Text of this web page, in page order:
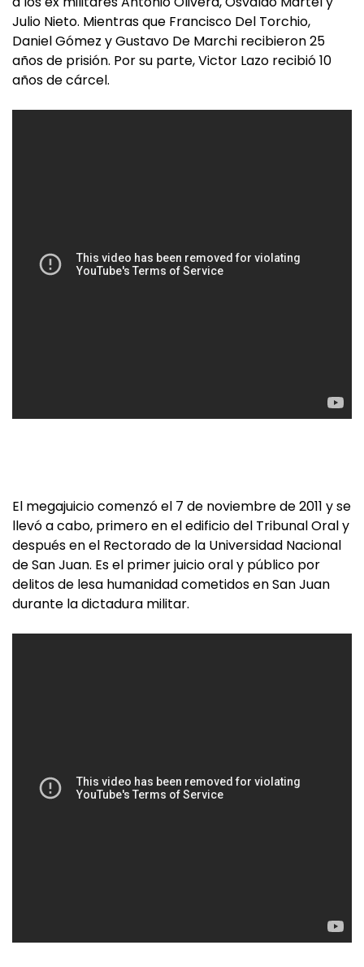
Julio Nieto. Mientras que Francisco Del Torchio,
Daniel Gómez y Gustavo De Marchi recibieron 25
años de prisión. Por su parte, Victor Lazo recibió 10
años de cárcel.
El megajuicio comenzó el 7 de noviembre de 2011 y se
llevó a cabo, primero en el edificio del Tribunal Oral y
después en el Rectorado de la Universidad Nacional
de San Juan. Es el primer juicio oral y público por
delitos de lesa humanidad cometidos en San Juan
durante la dictadura militar.